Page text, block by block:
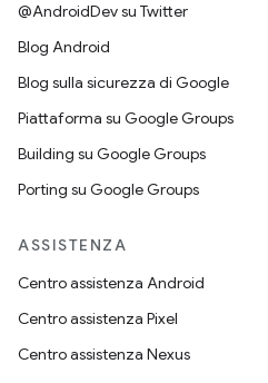
@AndroidDev su Twitter
Blog Android
Blog sulla sicurezza di Google
Piattaforma su Google Groups
Building su Google Groups
Porting su Google Groups
ASSISTENZA
Centro assistenza Android
Centro assistenza Pixel
Centro assistenza Nexus